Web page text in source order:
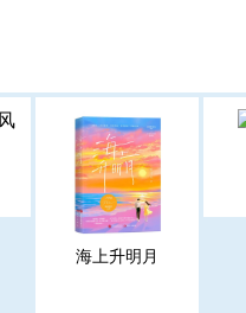
海上升明月